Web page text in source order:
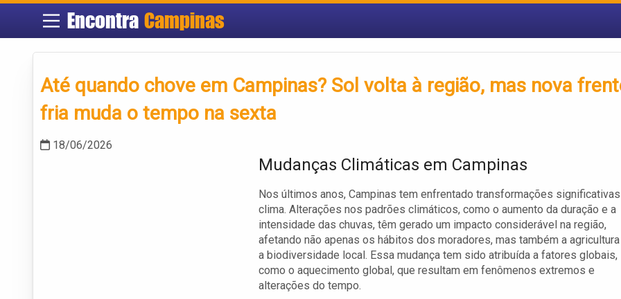
EncontraCampinas
Até quando chove em Campinas? Sol volta à região, mas nova
fria muda o tempo na sexta
18/06/2026
Mudanças Climáticas em Campinas
Nos últimos anos, Campinas tem enfrentado transformações
clima. Alterações nos padrões climáticos, como o aumento da duração e a
intensidade das chuvas, têm gerado um impacto considerável na região,
afetando não apenas os hábitos dos moradores, mas também a
a biodiversidade local. Essa mudança tem sido atribuída a fatores globais,
como o aquecimento global, que resultam em fenômenos extremos e
alterações do tempo.